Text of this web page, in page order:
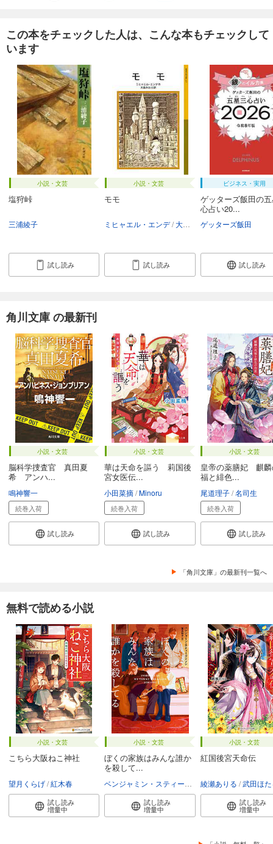
この本をチェックした人は、こんな本もチェックして
います
小説・文芸
塩狩峠
三浦綾子
試し読み
小説・文芸
モモ
ミヒャエル・エンデ 大島かおり
試し読み
ビジネス・実用
ゲッターズ飯田の
心占い20...
ゲッターズ飯田
試し読み
角川文庫 の最新刊
小説・文芸
脳科学捜査官 真田夏
希 アンハ...
鳴神響一
続巻入荷
試し読み
小説・文芸
華は天命を謳う 莉国後
宮女医伝...
小田菜摘 Minoru
続巻入荷
試し読み
小説・文芸
皇帝の薬膳妃 麒麟
福と緋色...
尾道理子 名司生
続巻入荷
試し読み
「角川文庫」の最新刊一覧へ
無料で読める小説
小説・文芸
こちら大阪ねこ神社
望月くらげ 紅木春
試し読み
増量中
小説・文芸
ぼくの家族はみんな誰か
を殺して...
富永和子
試し読み
増量中
小説・文芸
紅国後宮天命伝
綾瀬ありる 武田ほ
試し読み
増量中